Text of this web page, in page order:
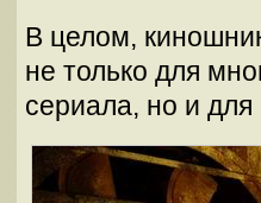
В целом,
не только для
сериала, но и